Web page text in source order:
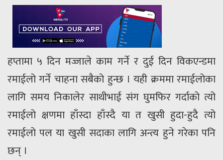
हप्तामा ५ दिन मज्जाले काम गर्ने र दुई दिन विकएन्डमा
रमाईलो गर्ने चाहना सबैको हुन्छ । यही क्रममा रमाईलोका
लागि समय निकालेर साथीभाई संग घुमफिर गर्दाको त्यो
रमाईलो क्षणमा हाँस्दा हाँस्दै या त खुसी हुदा-हुदै त्यो
रमाईलो पल या खुसी सदाका लागि अन्त्य हुने गरेका पनि
छन् ।